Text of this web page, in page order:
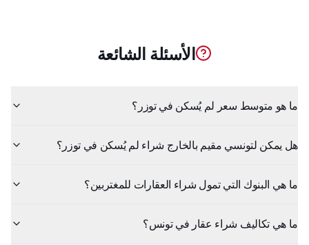
الأسئلة الشائعة
ما هو متوسط سعر لم يُسكن في توزر؟
هل يمكن لتونسي مقيم بالخارج شراء لم يُسكن في توزر؟
ما هي البنوك التي تمول شراء العقارات للمغتربين؟
ما هي تكاليف شراء عقار في تونس؟